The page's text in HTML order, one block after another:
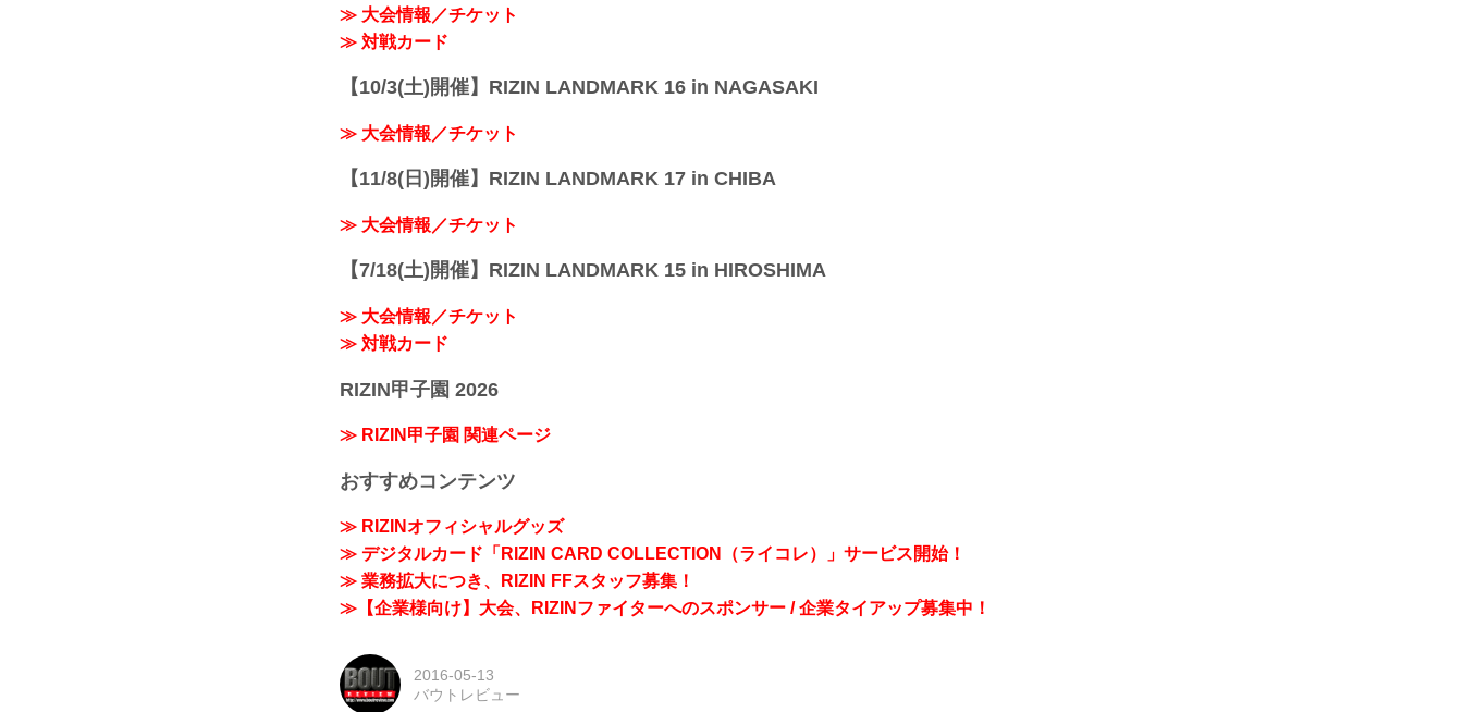
≫ 大会情報／チケット
≫ 対戦カード
【10/3(土)開催】RIZIN LANDMARK 16 in NAGASAKI
≫ 大会情報／チケット
【11/8(日)開催】RIZIN LANDMARK 17 in CHIBA
≫ 大会情報／チケット
【7/18(土)開催】RIZIN LANDMARK 15 in HIROSHIMA
≫ 大会情報／チケット
≫ 対戦カード
RIZIN甲子園 2026
≫ RIZIN甲子園 関連ページ
おすすめコンテンツ
≫ RIZINオフィシャルグッズ
≫ デジタルカード「RIZIN CARD COLLECTION（ライコレ）」サービス開始！
≫ 業務拡大につき、RIZIN FFスタッフ募集！
≫【企業様向け】大会、RIZINファイターへのスポンサー / 企業タイアップ募集中！
2016-05-13
バウトレビュー